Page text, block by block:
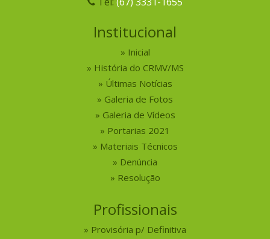
Institucional
Inicial
História do CRMV/MS
Últimas Notícias
Galeria de Fotos
Galeria de Vídeos
Portarias 2021
Materiais Técnicos
Denúncia
Resolução
Profissionais
Provisória p/ Definitiva